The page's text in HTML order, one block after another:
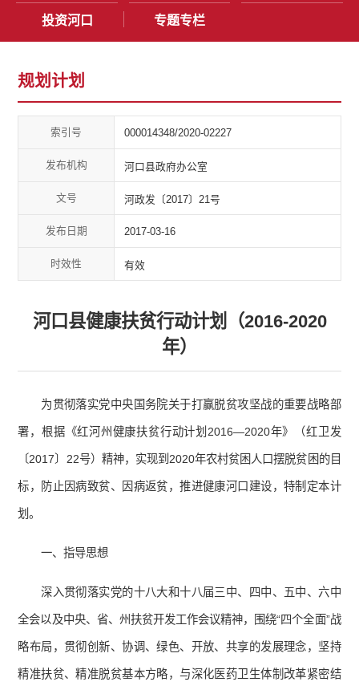
投资河口 专题专栏
规划计划
索引号 000014348/2020-02227
发布机构 河口县政府办公室
文号 河政发〔2017〕21号
发布日期 2017-03-16
时效性 有效
河口县健康扶贫行动计划（2016-2020
年）
为贯彻落实党中央国务院关于打赢脱贫攻坚战的重要战略部
署，根据《红河州健康扶贫行动计划2016—2020年》（红卫发
〔2017〕22号）精神，实现到2020年农村贫困人口摆脱贫困的目
标，防止因病致贫、因病返贫，推进健康河口建设，特制定本计
划。
一、指导思想
深入贯彻落实党的十八大和十八届三中、四中、五中、六中
全会以及中央、省、州扶贫开发工作会议精神，围绕“四个全面”战
略布局，贯彻创新、协调、绿色、开放、共享的发展理念，坚持
精准扶贫、精准脱贫基本方略，与深化医药卫生体制改革紧密结